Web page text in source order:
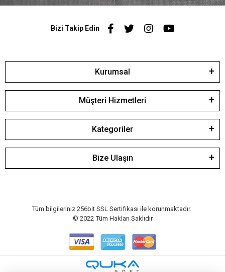
Bizi Takip Edin
Kurumsal
Müşteri Hizmetleri
Kategoriler
Bize Ulaşın
Tüm bilgileriniz 256bit SSL Sertifikası ile korunmaktadır.
© 2022 Tüm Hakları Saklıdır